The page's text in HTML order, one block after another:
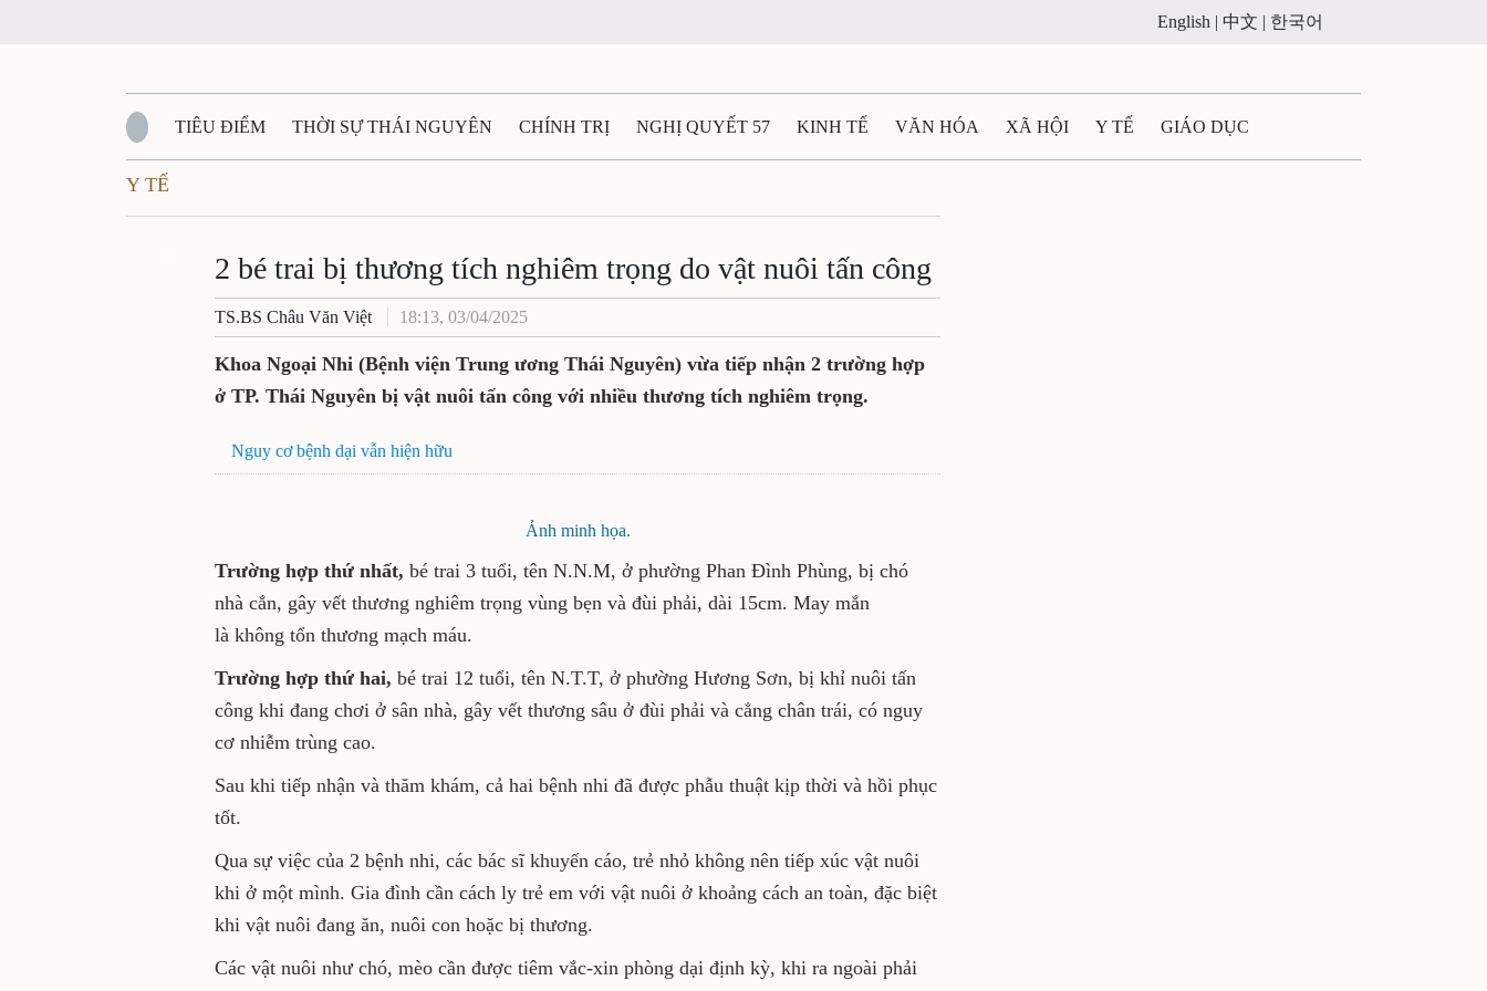
English | 中文 | 한국어
TIÊU ĐIỂM THỜI SỰ THÁI NGUYÊN CHÍNH TRỊ NGHỊ QUYẾT 57 KINH TẾ VĂN HÓA XÃ HỘI Y TẾ GIÁO DỤC
QUỐC PHÒNG - AN NINH
QUÊ HƯƠNG - ĐẤT NƯỚC QUỐC TẾ TÀI NGUYÊN - MÔI TRƯỜNG THỂ THAO THÔNG TIN - QUẢNG CÁO
VĂN BẢN, CHÍNH SÁCH MỚI VĂN NGHỆ THÁI NGUYÊN
Y TẾ
2 bé trai bị thương tích nghiêm trọng do vật
nuôi tấn công
TS.BS Châu Văn Việt 18:13, 03/04/2025
Khoa Ngoại Nhi (Bệnh viện Trung ương Thái Nguyên) vừa tiếp nhận
thương tích nghiêm trọng.
Ảnh minh họa.
Trường hợp thứ nhất,bé trai 3 tuổi, tên N.N.M, ở phường Phan Đình
Phùng, bị chó nhà cắn, gây vết thương nghiêm trọng vùng bẹn và đùi
phải, dài 15cm. May mắn là không tổn thương mạch máu.
Trường hợp thứ hai,
khỉ nuôi tấn công khi đang chơi ở sân nhà, gây vết thương sâu ở đùi phải
và cẳng chân trái, có nguy cơ nhiễm trùng cao.
Sau khi tiếp nhận và thăm khám, cả hai bệnh nhi đã được phẫu thuật kịp
thời và hồi phục tốt.
Qua sự việc của 2 bệnh nhi, các bác sĩ khuyến cáo, trẻ nhỏ không nên tiếp
xúc vật nuôi khi ở một mình. Gia đình cần cách ly trẻ em với vật nuôi ở